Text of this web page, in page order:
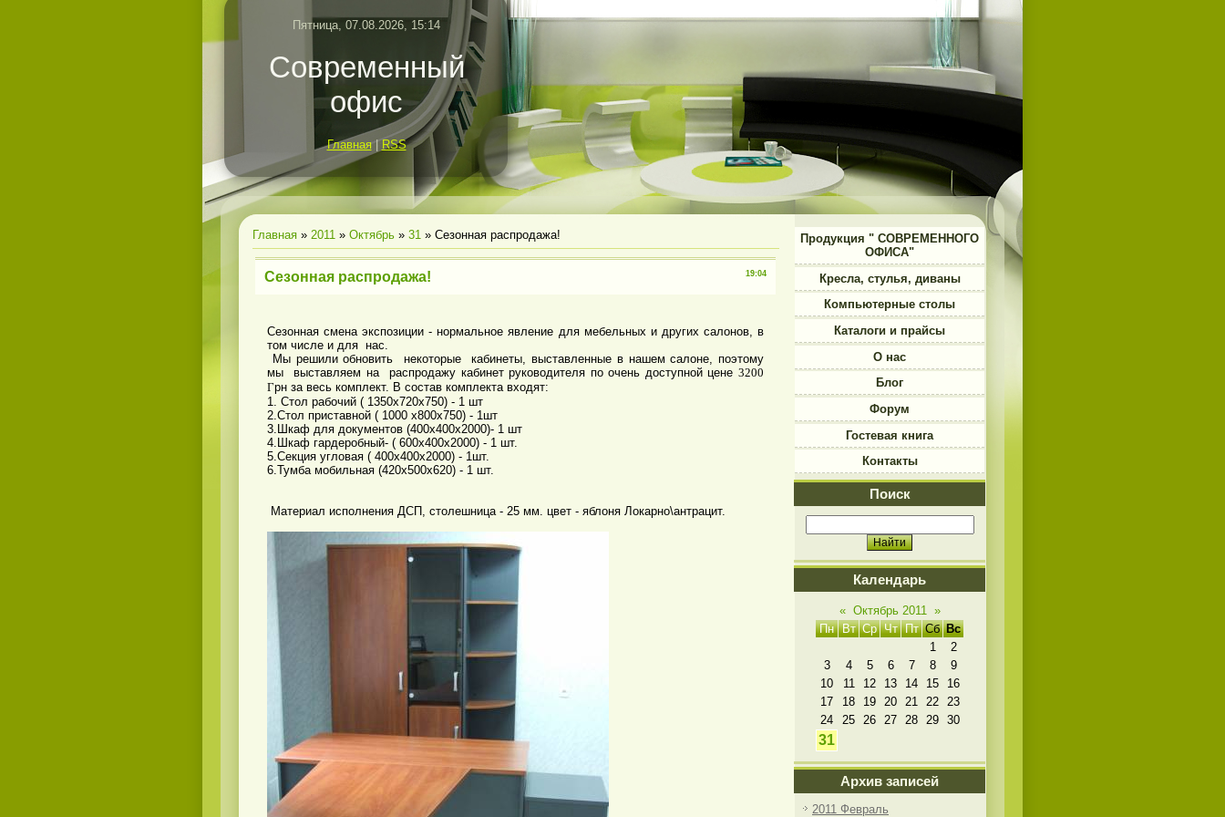
Пятница, 07.08.2026, 15:14
Современный
офис
Главная|RSS
Главная » 2011 » Октябрь » 31 » Сезонная распродажа!
19:04
Сезонная распродажа!
Сезонная смена экспозиции - нормальное явление для мебельных и других салонов, в
том числе и для нас.
Мы решили обновить некоторые кабинеты, выставленные в нашем салоне, поэтому
мы выставляем на распродажу кабинет руководителя по очень доступной цене 3200
Грн за весь комплект. В состав комплекта входят:
1. Стол рабочий ( 1350х720х750) - 1 шт
2.Стол приставной ( 1000 х800х750) - 1шт
3.Шкаф для документов (400х400х2000)- 1 шт
4.Шкаф гардеробный- ( 600х400х2000) - 1 шт.
5.Секция угловая ( 400х400х2000) - 1шт.
6.Тумба мобильная (420х500х620) - 1 шт.
Материал исполнения ДСП, столешница - 25 мм. цвет - яблоня Локарно\антрацит.
Продукция " СОВРЕМЕННОГО
ОФИСА"
Кресла, стулья, диваны
Компьютерные столы
Каталоги и прайсы
О нас
Блог
Форум
Гостевая книга
Контакты
Поиск
Календарь
« Октябрь 2011 »
Пн Вт Ср Чт Пт Сб Вс
1
2
3
4 5 6 7 8
9
10
11 12 13 14 15
16
17
18 19 20 21 22 23
24
25 26 27 28 29 30
31
Архив записей
2011 Февраль